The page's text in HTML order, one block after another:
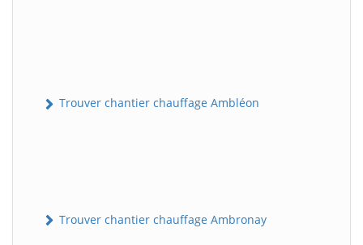
Trouver chantier chauffage Ambléon
Trouver chantier chauffage Ambronay